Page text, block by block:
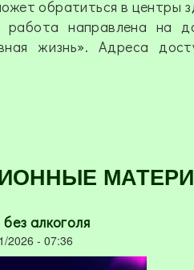
обратиться в центры
направлена на
жизнь». Адреса
алкоголя
2026 - 07:36